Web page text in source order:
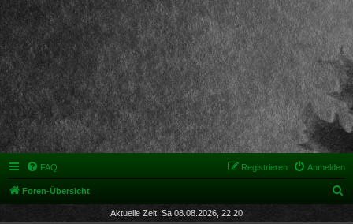
FAQ Anmelden
Registrieren
Foren-Übersicht
Aktuelle Zeit: Sa 08.08.2026, 22:20